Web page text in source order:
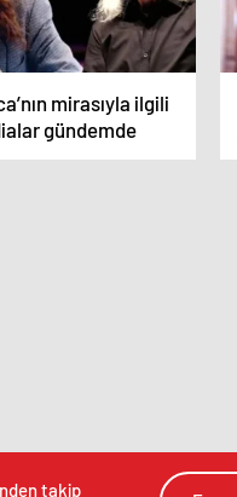
mirasıyla ilgili
gündemde
takip